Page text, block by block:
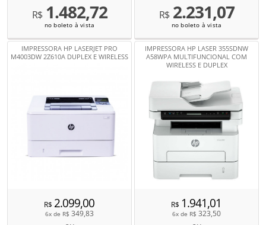
R$1.482,72
no boleto à vista
R$2.231,07
no boleto à vista
IMPRESSORA HP LASERJET PRO
M4003DW 2Z610A DUPLEX E WIRELESS
R$2.099,00
6x de R$ 349,83
IMPRESSORA HP LASER 355SDNW
A58WPA MULTIFUNCIONAL COM
WIRELESS E DUPLEX
R$1.941,01
6x de R$ 323,50